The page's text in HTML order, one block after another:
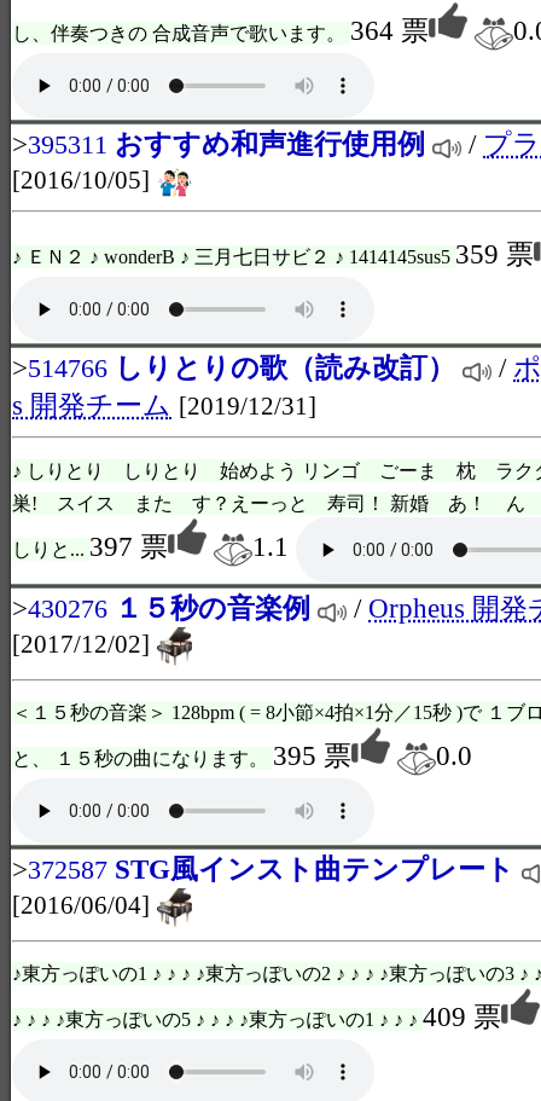
し、伴奏つきの 合成音声で歌います。 364 票
>395311 おすすめ和声進行使用例 / プ
[2016/10/05]
♪ ＥＮ２ ♪ wonderB ♪ 三月七日サビ２ ♪ 1414145sus5 359 票
>514766 しりとりの歌（読み改訂） /
s 開発チーム [2019/12/31]
♪ しりとり しりとり 始めよう リンゴ ごーま 枕 ラ
巣! スイス また す？えーっと 寿司！ 新婚 あ！ ん
しりと... 397 票
1.1
>430276 １５秒の音楽例 / Orpheus 開発
[2017/12/02]
＜１５秒の音楽＞ 128bpm ( = 8小節×4拍×1分／15秒 )で １ブ
と、 １５秒の曲になります。 395 票 0.0
>372587 STG風インスト曲テンプレート
[2016/06/04]
♪東方っぽいの1 ♪ ♪ ♪ ♪東方っぽいの2 ♪ ♪ ♪ ♪東方っぽいの3 ♪
♪ ♪ ♪ ♪東方っぽいの5 ♪ ♪ ♪ ♪東方っぽいの1 ♪ ♪ ♪ 409 票